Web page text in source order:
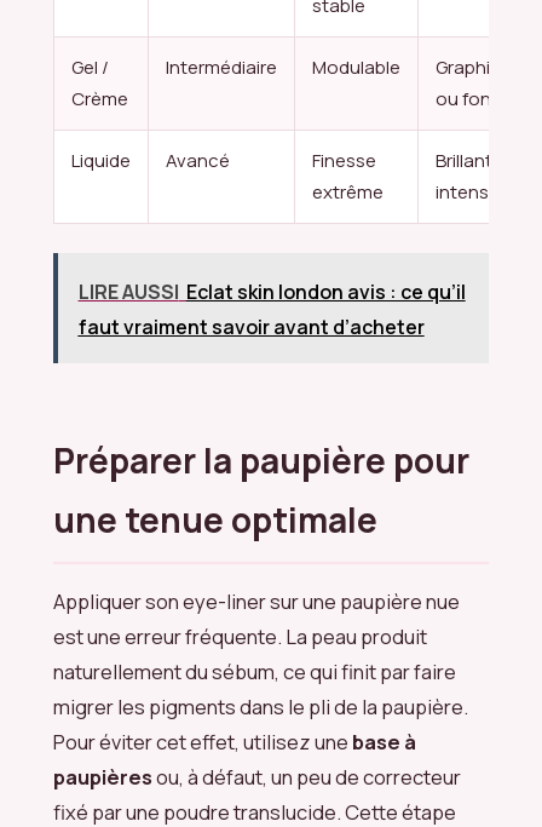
stable
Gel /
Crème
Intermédiaire Modulable
Graphique
ou fondu
Liquide Avancé
Finesse
extrême
Brillant et
intense
LIRE AUSSI Eclat skin london avis : ce qu’il
faut vraiment savoir avant d’acheter
Préparer la paupière pour
une tenue optimale
Appliquer son eye-liner sur une paupière nue
est une erreur fréquente. La peau produit
naturellement du sébum, ce qui finit par faire
migrer les pigments dans le pli de la paupière.
Pour éviter cet effet, utilisez une base à
paupièresou, à défaut, un peu de correcteur
fixé par une poudre translucide. Cette étape